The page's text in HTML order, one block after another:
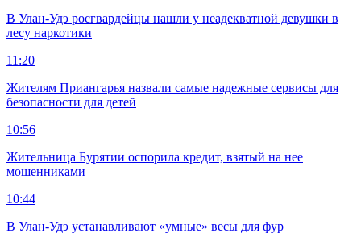
В Улан-Удэ росгвардейцы нашли у неадекватной девушки в
лесу наркотики
11:20
Жителям Приангарья назвали самые надежные сервисы для
безопасности для детей
10:56
Жительница Бурятии оспорила кредит, взятый на нее
мошенниками
10:44
В Улан-Удэ устанавливают «умные» весы для фур